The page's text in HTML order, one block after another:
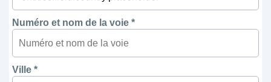
Numéro et nom de la voie *
Ville *